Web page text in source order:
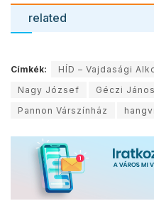
related
Címkék:
HÍD – Vajdasági
Nagy József
Géczi János
Pannon Várszínház